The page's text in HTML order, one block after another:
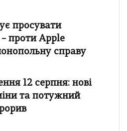
просувати
проти Apple
справу
12 серпня: нові
та потужний